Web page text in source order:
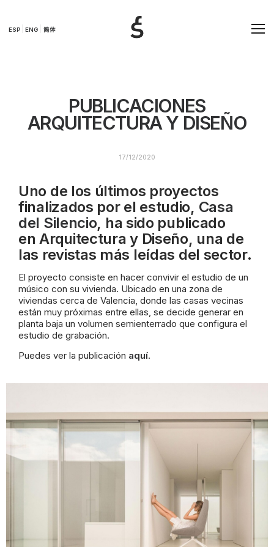
ESP ENG 简体
PUBLICACIONES
ARQUITECTURA Y DISEÑO
17/12/2020
Uno de los últimos proyectos
finalizados por el estudio, Casa
del Silencio, ha sido publicado
en Arquitectura y Diseño, una de
las revistas más leídas del sector.
El proyecto consiste en hacer convivir el estudio de un
músico con su vivienda. Ubicado en una zona de
viviendas cerca de Valencia, donde las casas vecinas
están muy próximas entre ellas, se decide generar en
planta baja un volumen semienterrado que configura el
estudio de grabación.
Puedes ver la publicación aquí.